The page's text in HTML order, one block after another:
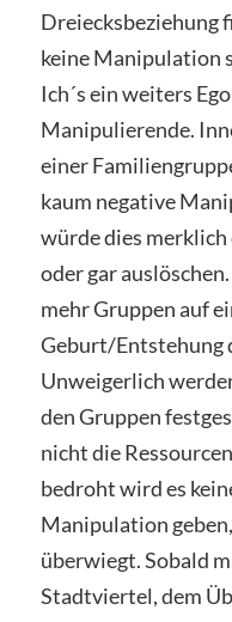
Dreiecksbeziehung
keine Manipulation
Ich´s ein weiters
Manipulierende.
einer
kaum negative
würde dies merklich
oder gar
mehr Gruppen auf
Geburt/Entstehung
Unweigerlich
den Gruppen
nicht die
bedroht wird es
Manipulation
überwiegt. Sobald
Stadtviertel, dem